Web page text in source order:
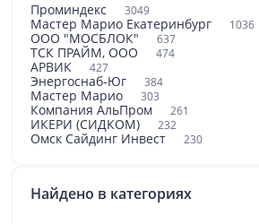
Проминдекс 3049
Мастер Марио Екатеринбург 1036
ООО "МОСБЛОК" 637
ТСК ПРАЙМ, ООО 474
АРВИК 427
Энергоснаб-Юг 384
Мастер Марио 303
Компания АльПром 261
ИКЕРИ (СИДКОМ) 232
Омск Сайдинг Инвест 230
Найдено в категориях